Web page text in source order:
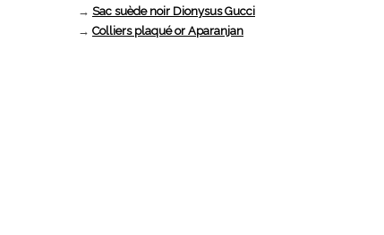
→ Sac suède noir Dionysus Gucci
→ Colliers plaqué or Aparanjan